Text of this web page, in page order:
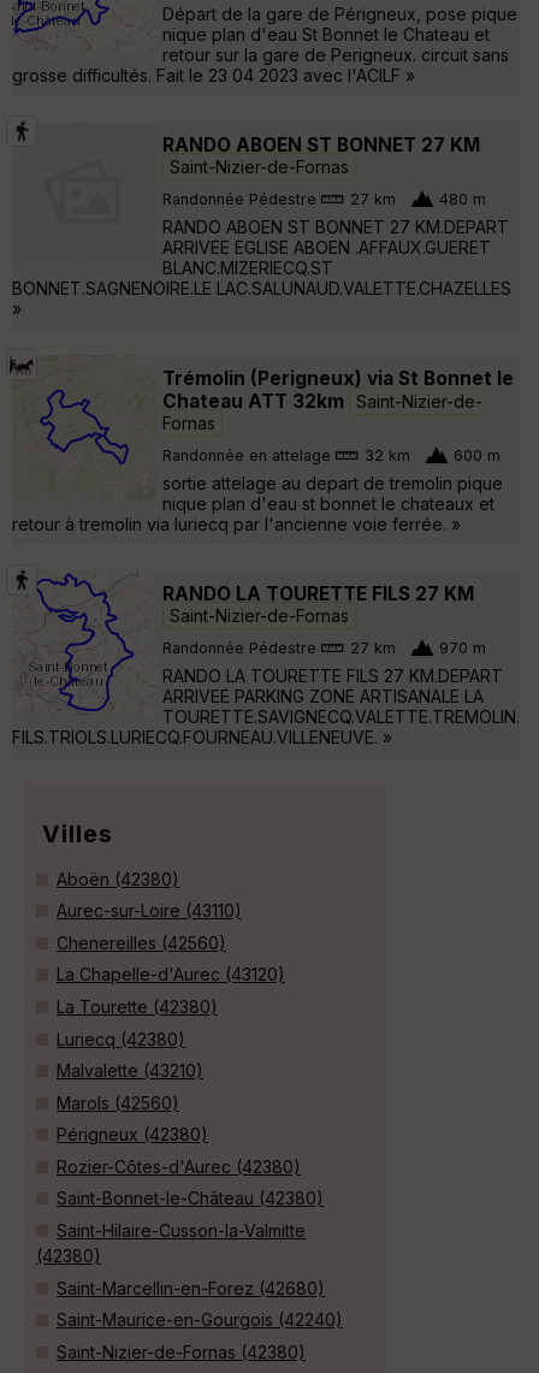
Départ de la gare de Périgneux, pose pique
nique plan d'eau St Bonnet le Chateau et
retour sur la gare de Perigneux. circuit sans
grosse difficultés. Fait le 23 04 2023 avec l'ACILF »
RANDO ABOEN ST BONNET 27 KM
Saint-Nizier-de-Fornas
Randonnée Pédestre 27 km 480 m
RANDO ABOEN ST BONNET 27 KM.DEPART
ARRIVEE EGLISE ABOEN .AFFAUX.GUERET
BLANC.MIZERIECQ.ST
BONNET.SAGNENOIRE.LE LAC.SALUNAUD.VALETTE.CHAZELLES
»
Trémolin (Perigneux) via St Bonnet le
Chateau ATT 32km
Saint-Nizier-de-
Fornas
Randonnée en attelage 32 km 600 m
sortie attelage au depart de tremolin pique
nique plan d'eau st bonnet le chateaux et
retour à tremolin via luriecq par l'ancienne voie ferrée. »
RANDO LA TOURETTE FILS 27 KM
Saint-Nizier-de-Fornas
Randonnée Pédestre 27 km 970 m
RANDO LA TOURETTE FILS 27 KM.DEPART
ARRIVEE PARKING ZONE ARTISANALE LA
TOURETTE.SAVIGNECQ.VALETTE.TREMOLIN.
FILS.TRIOLS.LURIECQ.FOURNEAU.VILLENEUVE. »
Villes
Aboën (42380)
Aurec-sur-Loire (43110)
Chenereilles (42560)
La Chapelle-d'Aurec (43120)
La Tourette (42380)
Luriecq (42380)
Malvalette (43210)
Marols (42560)
Périgneux (42380)
Rozier-Côtes-d'Aurec (42380)
Saint-Bonnet-le-Château (42380)
Saint-Hilaire-Cusson-la-Valmitte
(42380)
Saint-Marcellin-en-Forez (42680)
Saint-Maurice-en-Gourgois (42240)
Saint-Nizier-de-Fornas (42380)